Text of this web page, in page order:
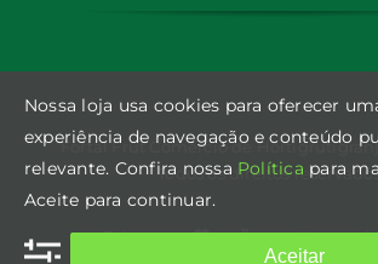
Fortal Frut Comércio de
Todos os direitos
Feito com e porHospeed
Nossa loja usa cookies para oferecer
experiência de navegação e conteúdo
relevante. Confira nossa Política para
Aceite para continuar.
Aceitar